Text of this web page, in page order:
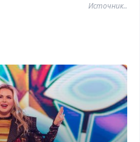
Источник..